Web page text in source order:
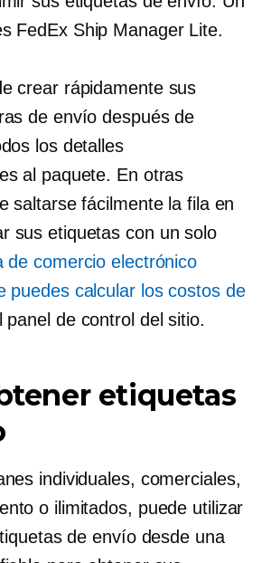
FedEx Ship Manager Lite.
crear rápidamente sus
de envío después de
los detalles
al paquete. En otras
saltarse fácilmente la fila en
sus etiquetas con un solo
de comercio electrónico
puedes calcular los costos de
panel de control del sitio.
etiquetas
individuales, comerciales,
o ilimitados, puede utilizar
de envío desde una